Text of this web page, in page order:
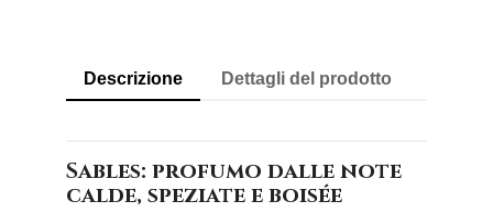
Descrizione Dettagli del prodotto
Sables: profumo dalle note
calde, speziate e boisée